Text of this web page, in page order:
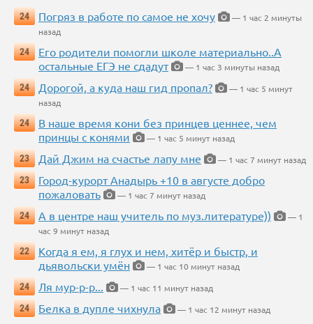
24 Погряз в работе по самое не хочу
— 1 час 2 минуты
назад
24
Его родители помогли школе материально..А
остальные ЕГЭ не сдадут
— 1 час 3 минуты назад
24
Дорогой, а куда наш гид пропал?
— 1 час 5 минут
назад
24
В наше время кони без принцев ценнее, чем
принцы с конями
— 1 час 5 минут назад
23
Дай Джим на счастье лапу мне
— 1 час 7 минут назад
23
Город-курорт Анадырь +10 в августе добро
пожаловать
— 1 час 7 минут назад
24
А в центре наш учитель по муз.литературе))
— 1
час 9 минут назад
22
Когда я ем, я глух и нем, хитёр и быстр, и
дьявольски умён
— 1 час 10 минут назад
24
Ля мур-р-р...
— 1 час 11 минут назад
24
Белка в дупле чихнула — 1 час 12 минут назад